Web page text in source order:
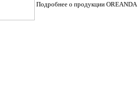
Подробнее о продукции OREANDA